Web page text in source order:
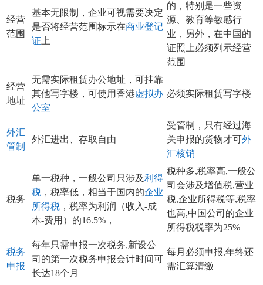
经营
范围
基本无限制，企业可视需要决定
是否将经营范围标示在商业登记
证 上
的，特别是一些资
源、教育等敏感行
业，另外，在中国的
证照上必须列示经营
范围
经营
地址
无需实际租赁办公地址，可挂靠
其他写字楼，可使用香港虚拟办
公室
必须实际租赁写字楼
外汇
管制
外汇进出、存取自由
受管制，只有经过海
关申报的货物才可外
汇核销
税务
单一税种，一般公司只涉及利得
税 ，税率低，相当于国内的企业
所得税 ，税率为利润（收入-成
本-费用）的16.5%，
税种多,税率高,一般公
司会涉及增值税,营业
税,企业所得税等,税率
也高,中国公司的企业
所得税税率为25%
税务
申报
每年只需申报一次税务,新设公
司的第一次税务申报会计时间可
长达18个月
每月必须申报,年终还
需汇算清缴